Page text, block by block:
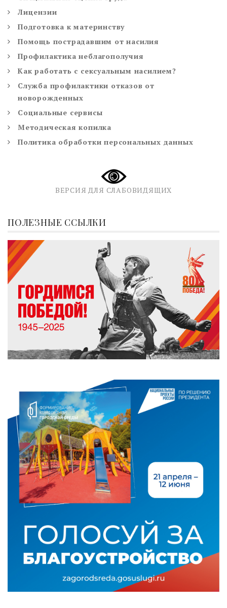
Лицензии
Подготовка к материнству
Помощь пострадавшим от насилия
Профилактика неблагополучия
Как работать с сексуальным насилием?
Служба профилактики отказов от
новорожденных
Социальные сервисы
Методическая копилка
Политика обработки персональных данных
ВЕРСИЯ ДЛЯ СЛАБОВИДЯЩИХ
ПОЛЕЗНЫЕ ССЫЛКИ